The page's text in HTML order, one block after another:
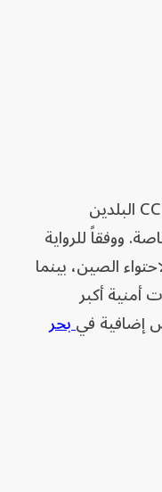
واتهم تلفزيون الصين المركزي CCTV البلدين
ووفقاً للرواية
الصين، بينما
أمنية أكبر
إضافية فيبحر